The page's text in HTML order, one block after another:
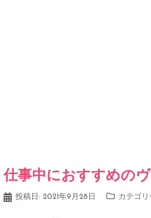
仕事中におすすめの
投稿日: 2021年9月28日 カテゴリ